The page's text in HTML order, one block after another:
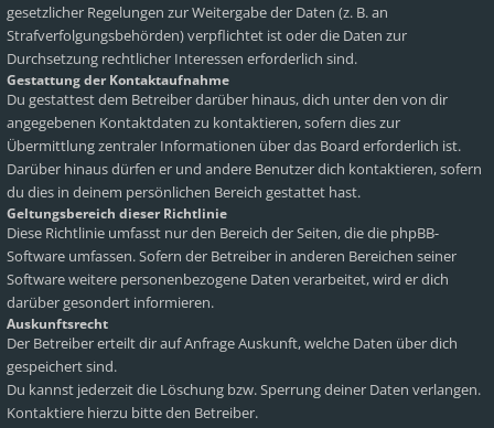
gesetzlicher Regelungen zur Weitergabe der Daten (z. B. an
Strafverfolgungsbehörden) verpflichtet ist oder die Daten zur
Durchsetzung rechtlicher Interessen erforderlich sind.
Gestattung der Kontaktaufnahme
Du gestattest dem Betreiber darüber hinaus, dich unter den von dir
angegebenen Kontaktdaten zu kontaktieren, sofern dies zur
Übermittlung zentraler Informationen über das Board erforderlich ist.
Darüber hinaus dürfen er und andere Benutzer dich kontaktieren, sofern
du dies in deinem persönlichen Bereich gestattet hast.
Geltungsbereich dieser Richtlinie
Diese Richtlinie umfasst nur den Bereich der Seiten, die die phpBB-
Software umfassen. Sofern der Betreiber in anderen Bereichen seiner
Software weitere personenbezogene Daten verarbeitet, wird er dich
darüber gesondert informieren.
Auskunftsrecht
Der Betreiber erteilt dir auf Anfrage Auskunft, welche Daten über dich
gespeichert sind.
Du kannst jederzeit die Löschung bzw. Sperrung deiner Daten verlangen.
Kontaktiere hierzu bitte den Betreiber.